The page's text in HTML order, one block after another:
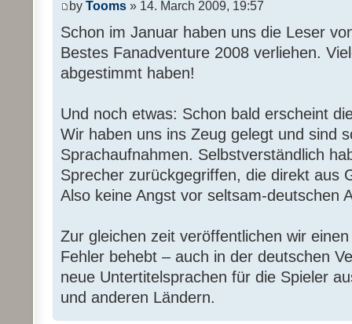
by Tooms » 14. March 2009, 19:57
Schon im Januar haben uns die Leser
Bestes Fanadventure 2008 verliehen.
abgestimmt haben!
Und noch etwas: Schon bald erscheint
Wir haben uns ins Zeug gelegt und sind
Sprachaufnahmen. Selbstverständlich
Sprecher zurückgegriffen, die direkt aus
Also keine Angst vor seltsam-deutschen
Zur gleichen zeit veröffentlichen wir
Fehler behebt – auch in der deutschen
neue Untertitelsprachen für die Spieler
und anderen Ländern.